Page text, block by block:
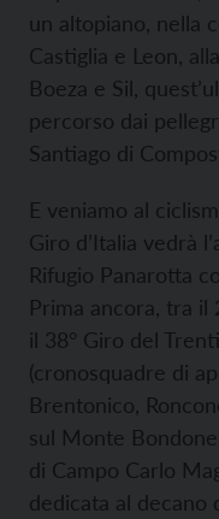
un altopiano, nella
Castiglia e Leon,
Boeza e Sil,
percorso dai
Santiago di
E veniamo al
Giro d’Italia vedrà
Rifugio Panarotta
Prima ancora, tra il
il 38° Giro del
(cronosquadre di
Brentonico,
sul Monte
di Campo Carlo
dedicata al